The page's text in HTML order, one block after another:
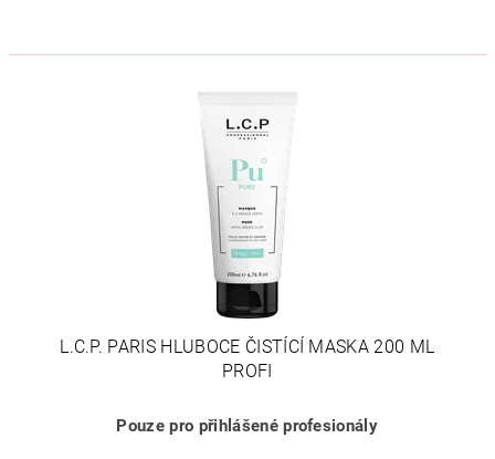
L.C.P. PARIS HLUBOCE ČISTÍCÍ MASKA 200 ML
PROFI
Pouze pro přihlášené profesionály